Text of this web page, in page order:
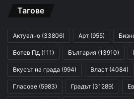
Тагове
Актуално (33806) Арт (955)
Ботев Пд (111) България (13910)
Вкусът на града (994) Власт (4084)
Гласове (5983) Градът (31289)